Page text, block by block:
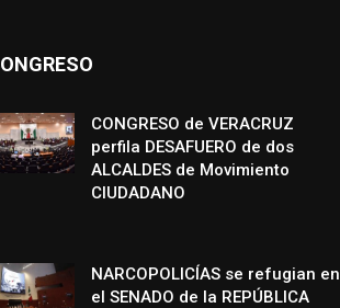
CONGRESO de VERACRUZ
perfila DESAFUERO de dos
ALCALDES de Movimiento
CIUDADANO
NARCOPOLICÍAS se refugian en
el SENADO de la REPÚBLICA